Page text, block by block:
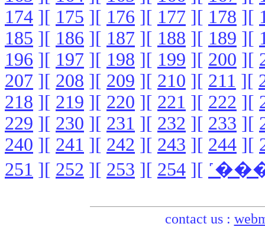
174 ][ 175 ][ 176 ][ 177 ][ 178 ][
185 ][ 186 ][ 187 ][ 188 ][ 189 ][
196 ][ 197 ][ 198 ][ 199 ][ 200 ][
207 ][ 208 ][ 209 ][ 210 ][ 211 ][
218 ][ 219 ][ 220 ][ 221 ][ 222 ][
229 ][ 230 ][ 231 ][ 232 ][ 233 ][
240 ][ 241 ][ 242 ][ 243 ][ 244 ][
251 ][ 252 ][ 253 ][ 254 ][
contact us :